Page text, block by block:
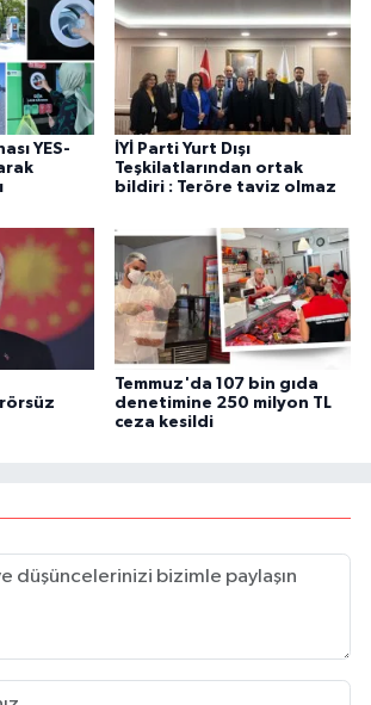
YES-
İYİ Parti Yurt Dışı
Teşkilatlarından ortak
bildiri : Teröre taviz olmaz
Temmuz'da 107 bin gıda
denetimine 250 milyon TL
ceza kesildi